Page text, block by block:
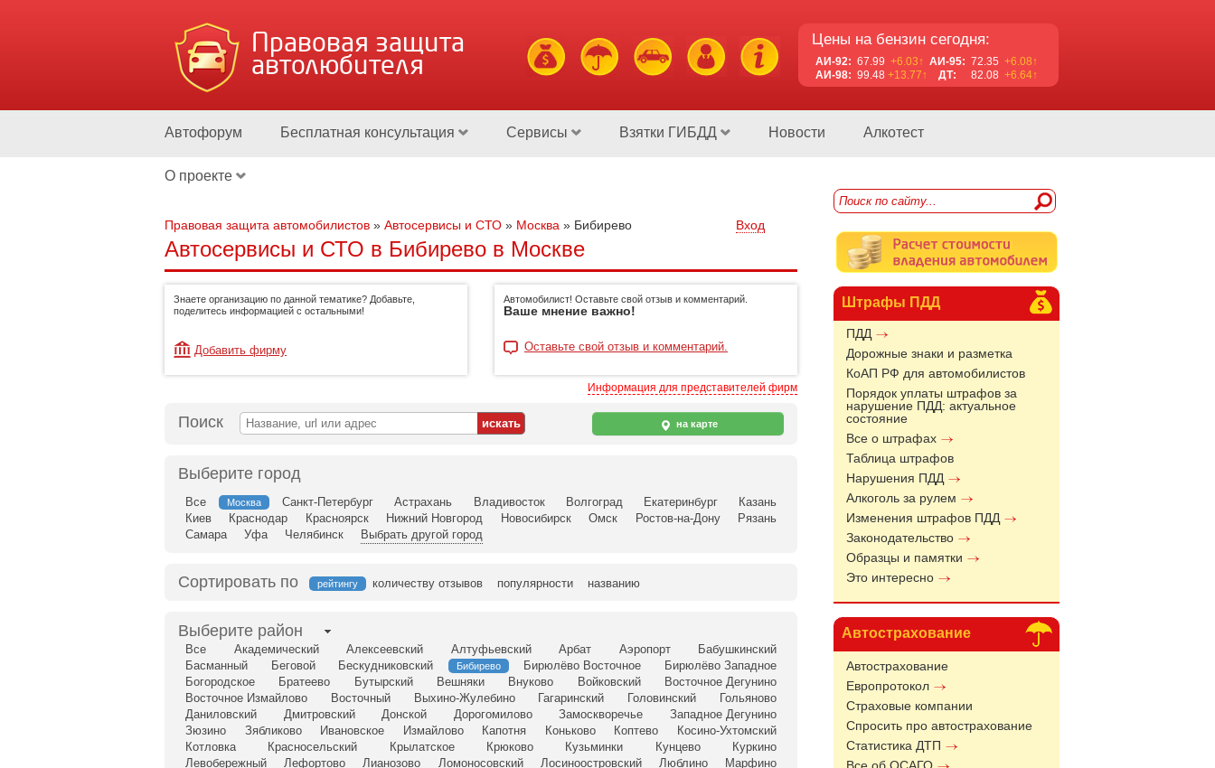
Правовая защита
автолюбителя
Цены на бензин сегодня:
АИ-92: 67.99 +6.03↑ АИ-95: 72.35 +6.08↑
АИ-98: 99.48 +13.77↑ ДТ: 82.08 +6.64↑
Автофорум Бесплатная консультация Сервисы Взятки ГИБДД Новости Алкотест
О проекте
Штрафы ПДД
ПДД
Дорожные знаки и разметка
КоАП РФ для автомобилистов
Порядок уплаты штрафов за
нарушение ПДД: актуальное
состояние
Все о штрафах
Таблица штрафов
Нарушения ПДД
Алкоголь за рулем
Изменения штрафов ПДД
Законодательство
Образцы и памятки
Это интересно
Автострахование
Автострахование
Европротокол
Страховые компании
Спросить про автострахование
Статистика ДТП
Правовая защита автомобилистов » Автосервисы и СТО » Москва » Бибирево Вход
Автосервисы и СТО в Бибирево в Москве
Знаете организацию по данной тематике? Добавьте,
поделитесь информацией с остальными!
Добавить фирму
Автомобилист! Оставьте свой отзыв и комментарий.
Ваше мнение важно!
Оставьте свой отзыв и комментарий.
Информация для представителей фирм
Поиск на карте
Выберите город
Все Москва Санкт-Петербург Астрахань Владивосток Волгоград Екатеринбург
Казань
Киев
Краснодар Красноярск Нижний Новгород Новосибирск Омск Ростов-на-Дону
Рязань
Самара
Уфа Челябинск Выбрать другой город
Сортировать по рейтингу количеству отзывов популярности названию
Выберите район
Все Академический Алексеевский Алтуфьевский Арбат Аэропорт
Бабушкинский
Басманный
Беговой Бескудниковский Бибирево Бирюлёво Восточное
Бирюлёво Западное
Богородское
Братеево Бутырский Вешняки Внуково Войковский
Восточное Дегунино
Восточное Измайлово
Восточный Выхино-Жулебино Гагаринский Головинский
Гольяново
Даниловский
Дмитровский Донской Дорогомилово Замоскворечье
Западное Дегунино
Зюзино
Зябликово Ивановское Измайлово Капотня Коньково Коптево
Косино-Ухтомский
Котловка
Красносельский Крылатское Крюково Кузьминки Кунцево
Куркино
Левобережный
Лефортово Лианозово Ломоносовский Лосиноостровский Люблино
Марфино